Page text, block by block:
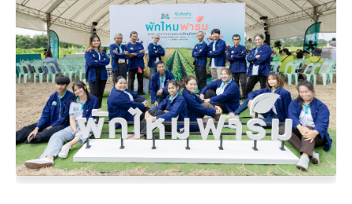
สินค้า
เครื่องจักรกลการเกษตร
แทรกเตอร์
อุปกรณ์ต่อพ่วงแทรกเตอร์
รถเกี่ยวนวดข้าว
รถดำนา
ชุดอุปกรณ์เสริมรถดำนา
เครื่องยนต์ดีเซล
รถไถ
โปรโมชัน
สาระความรู้
ผู้แทนจำหน่าย
เครื่องจักรกลการเกษตร
เครื่องจักรกลการเกษตร
ศูนย์จำหน่ายกล้าแผ่นฯ
ข้อมูลองค์กร
รู้จักสยามคูโบต้า